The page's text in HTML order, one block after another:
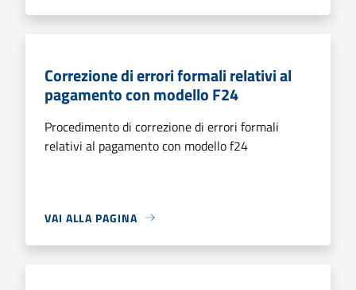
Correzione di errori formali relativi al
pagamento con modello F24
Procedimento di correzione di errori formali
relativi al pagamento con modello f24
VAI ALLA PAGINA